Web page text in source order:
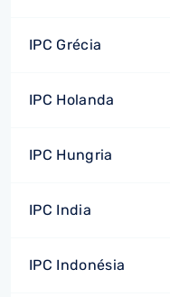
IPC Grécia
IPC Holanda
IPC Hungria
IPC India
IPC Indonésia